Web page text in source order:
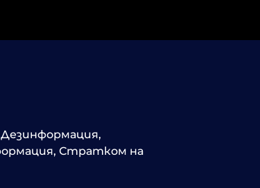
Дезинформация,
, Стратком на